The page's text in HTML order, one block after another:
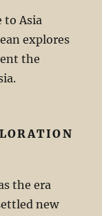
to Asia
explores
the
the era
new